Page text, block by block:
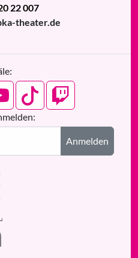
22 007
theater.de
Anmelden